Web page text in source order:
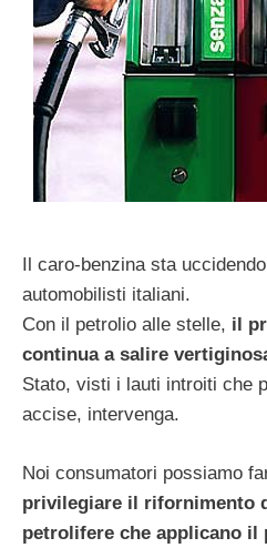
Il caro-benzina sta
automobilisti italiani.
Con il petrolio alle stelle, il
continua a salire
Stato, visti i lauti introiti che
accise, intervenga.
Noi consumatori possiamo
privilegiare il rifornimento
petrolifere che applicano il